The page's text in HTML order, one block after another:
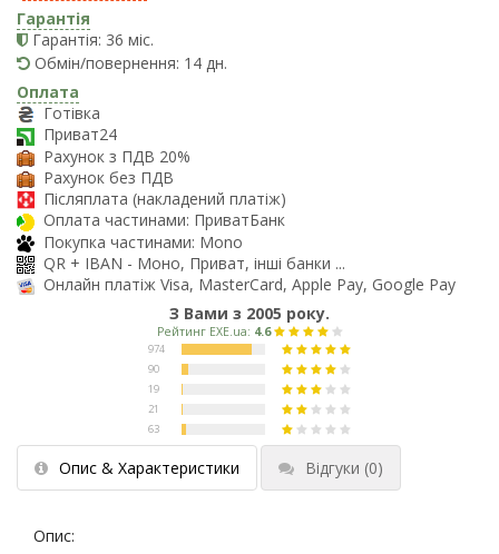
Гарантія
Гарантія: 36 міс.
Обмін/повернення: 14 дн.
Оплата
Готівка
Приват24
Рахунок з ПДВ 20%
Рахунок без ПДВ
Післяплата (накладений платіж)
Оплата частинами: ПриватБанк
Покупка частинами: Mono
QR + IBAN - Моно, Приват, інші банки ...
Онлайн платіж Visa, MasterCard, Apple Pay, Google Pay
З Вами з 2005 року.
Опис & Характеристики Відгуки (0)
Опис: